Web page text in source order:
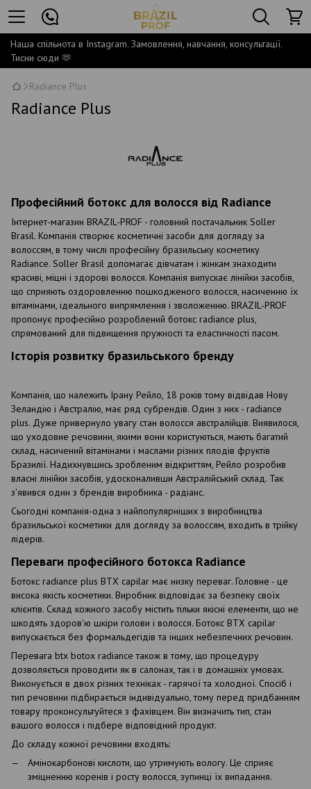
Наша спільнота в Instagram. Замовлення, навчання, консультації.
Тисни сюди 🫶
Radiance Plus
Radiance Plus
Професійний ботокс для волосся від Radiance
Інтернет-магазин BRAZIL-PROF - головний постачальник Soller
Brasil. Компанія створює косметичні засоби для догляду за
волоссям, в тому числі професійну бразильську косметику
Radiance. Soller Brasil допомагає дівчатам і жінкам знаходити
красиві, міцні і здорові волосся. Компанія випускає лінійки засобів,
що сприяють оздоровленню пошкодженого волосся, насиченню їх
вітамінами, ідеального випрямлення і зволоженню. BRAZIL-PROF
пропонує професійно розроблений ботокс radiance plus,
спрямований для підвищення пружності та еластичності пасом.
Історія розвитку бразильського бренду
Компанія, що належить Ірану Рейло, 18 років тому відвідав Нову
Зеландію і Австралію, має ряд субрендів. Один з них - radiance
plus. Дуже привернуло увагу стан волосся австралійців. Виявилося,
що уходовие речовини, якими вони користуються, мають багатий
склад, насичений вітамінами і маслами різних плодів фруктів
Бразилії. Надихнувшись зробленим відкриттям, Рейло розробив
власні лінійки засобів, удосконаливши Австралійський склад. Так
з'явився один з брендів виробника - радіанс.
Сьогодні компанія-одна з найпопулярніших з виробництва
бразильської косметики для догляду за волоссям, входить в трійку
лідерів.
Переваги професійного ботокса Radiance
Ботокс radiance plus BTX capilar має низку переваг. Головне - це
висока якість косметики. Виробник відповідає за безпеку своїх
клієнтів. Склад кожного засобу містить тільки якісні елементи, що не
шкодять здоров'ю шкіри голови і волосся. Ботокс BTX capilar
випускається без формальдегідів та інших небезпечних речовин.
Перевага btx botox radiance також в тому, що процедуру
дозволяється проводити як в салонах, так і в домашніх умовах.
Виконується в двох різних техніках - гарячої та холодної. Спосіб і
тип речовини підбирається індивідуально, тому перед придбанням
товару проконсультуйтеся з фахівцем. Він визначить тип, стан
вашого волосся і підбере відповідний продукт.
До складу кожної речовини входять:
Амінокарбонові кислоти, що утримують вологу. Це сприяє
зміцненню коренів і росту волосся, зупинці їх випадання.